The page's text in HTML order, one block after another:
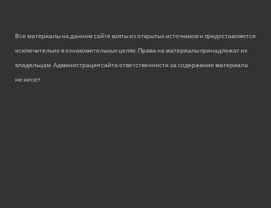
Все материалы на данном сайте взяты из открытых источников и предоставляются
исключительно в ознакомительных целях. Права на материалы принадлежат их
владельцам. Администрация сайта ответственности за содержание материала
не несет.